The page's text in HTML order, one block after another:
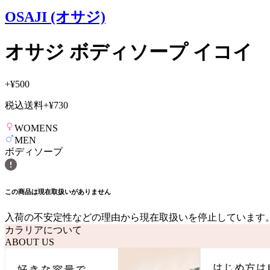
OSAJI (オサジ)
オサジ ボディソープ イコイ
+¥500
税込送料+¥730
WOMENS
MEN
ボディソープ
この商品は現在取扱いがありません
入荷の不安定性などの理由から現在取扱いを停止しています
カラリアについて
ABOUT US